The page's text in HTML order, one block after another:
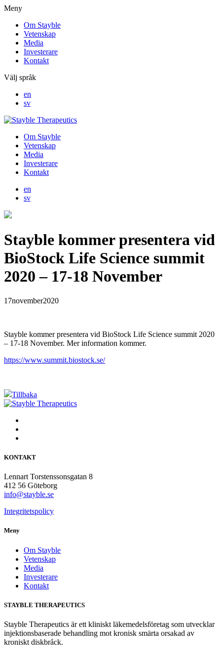
Meny
Om Stayble
Vetenskap
Media
Investerare
Kontakt
Välj språk
en
sv
Om Stayble
Vetenskap
Media
Investerare
Kontakt
en
sv
Stayble kommer presentera vid
BioStock Life Science summit
2020 – 17-18 November
17november2020
Stayble kommer presentera vid BioStock Life Science summit 2020
– 17-18 November. Mer information kommer.
https://www.summit.biostock.se/
Tillbaka
KONTAKT
Lennart Torstenssonsgatan 8
412 56 Göteborg
info@stayble.se
Integritetspolicy
Meny
Om Stayble
Vetenskap
Media
Investerare
Kontakt
STAYBLE THERAPEUTICS
Stayble Therapeutics är ett kliniskt läkemedelsföretag som utvecklar
injektionsbaserade behandling mot kronisk smärta orsakad av
kroniskt diskbråck.